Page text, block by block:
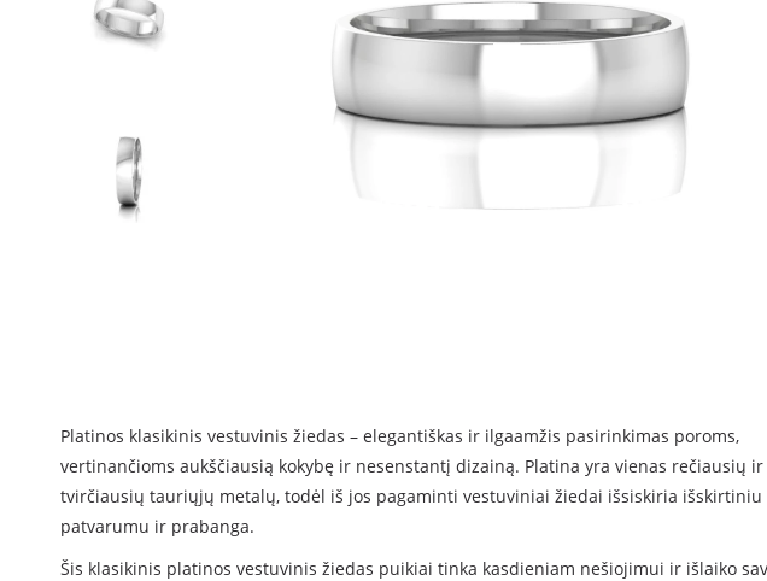
Platinos klasikinis vestuvinis žiedas – elegantiškas ir ilgaamžis pasirinkimas poroms,
vertinančioms aukščiausią kokybę ir nesenstantį dizainą. Platina yra vienas rečiausių ir
tvirčiausių tauriųjų metalų, todėl iš jos pagaminti vestuviniai žiedai išsiskiria išskirtiniu
patvarumu ir prabanga.
Šis klasikinis platinos vestuvinis žiedas puikiai tinka kasdieniam nešiojimui ir išlaiko